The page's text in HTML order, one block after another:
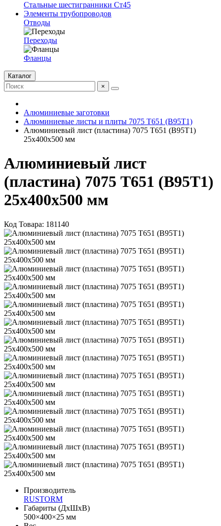
Стальные шестигранники Ст45
Элементы трубопроводов
Отводы
Переходы
Фланцы
Каталог
×
Алюминиевые заготовки
Алюминиевые листы и плиты 7075 Т651 (В95Т1)
Алюминиевый лист (пластина) 7075 Т651 (В95Т1)
25х400х500 мм
Алюминиевый лист
(пластина) 7075 Т651 (В95Т1)
25х400х500 мм
Код Товара: 181140
Производитель
RUSTORM
Габариты (ДхШхВ)
500×400×25 мм